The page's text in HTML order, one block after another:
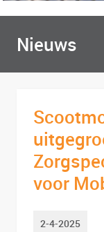
Nieuws
voor
2-4-2025